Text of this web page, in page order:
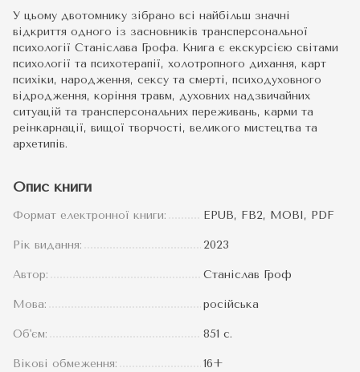
У цьому двотомнику зібрано всі найбільш значні
відкриття одного із засновників трансперсональної
психології Станіслава Грофа. Книга є екскурсією світами
психології та психотерапії, холотропного дихання, карт
психіки, народження, сексу та смерті, психодуховного
відродження, коріння травм, духовних надзвичайних
ситуацій та трансперсональних переживань, карми та
реінкарнації, вищої творчості, великого мистецтва та
архетипів.
Опис книги
Формат електронної книги: EPUB, FB2, MOBI, PDF
Рік видання: 2023
Автор: Станіслав Гроф
Мова: російська
Об'єм: 851 c.
Вікові обмеження: 16+